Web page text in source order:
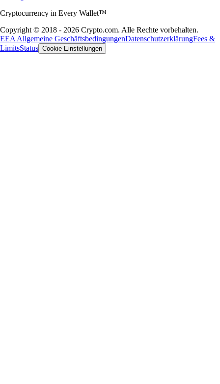
Cryptocurrency in Every Wallet™
Copyright © 2018 - 2026 Crypto.com. Alle Rechte vorbehalten.
EEA Allgemeine GeschäftsbedingungenDatenschutzerklärungFees &
LimitsStatus Cookie-Einstellungen